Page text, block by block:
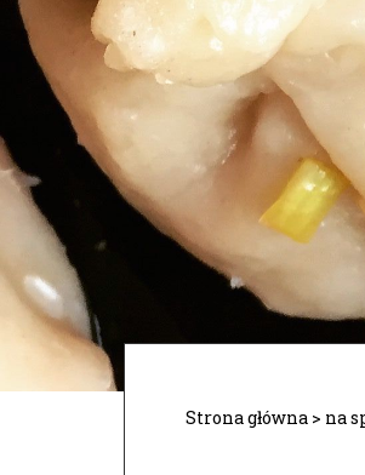
Strona główna > na